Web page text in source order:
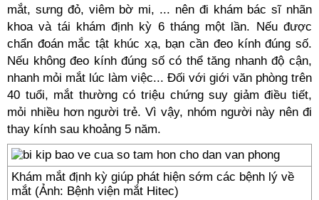
mắt, sưng đỏ, viêm bờ mi, ... nên đi khám bác sĩ nhãn
khoa và tái khám định kỳ 6 tháng một lần. Nếu được
chẩn đoán mắc tật khúc xạ, bạn cần đeo kính đúng số.
Nếu không đeo kính đúng số có thể tăng nhanh độ cận,
nhanh mỏi mắt lúc làm việc... Đối với giới văn phòng trên
40 tuổi, mắt thường có triệu chứng suy giảm điều tiết,
mỏi nhiều hơn người trẻ. Vì vậy, nhóm người này nên đi
thay kính sau khoảng 5 năm.
Khám mắt định kỳ giúp phát hiện sớm các bệnh lý về
mắt (Ảnh: Bệnh viện mắt Hitec)